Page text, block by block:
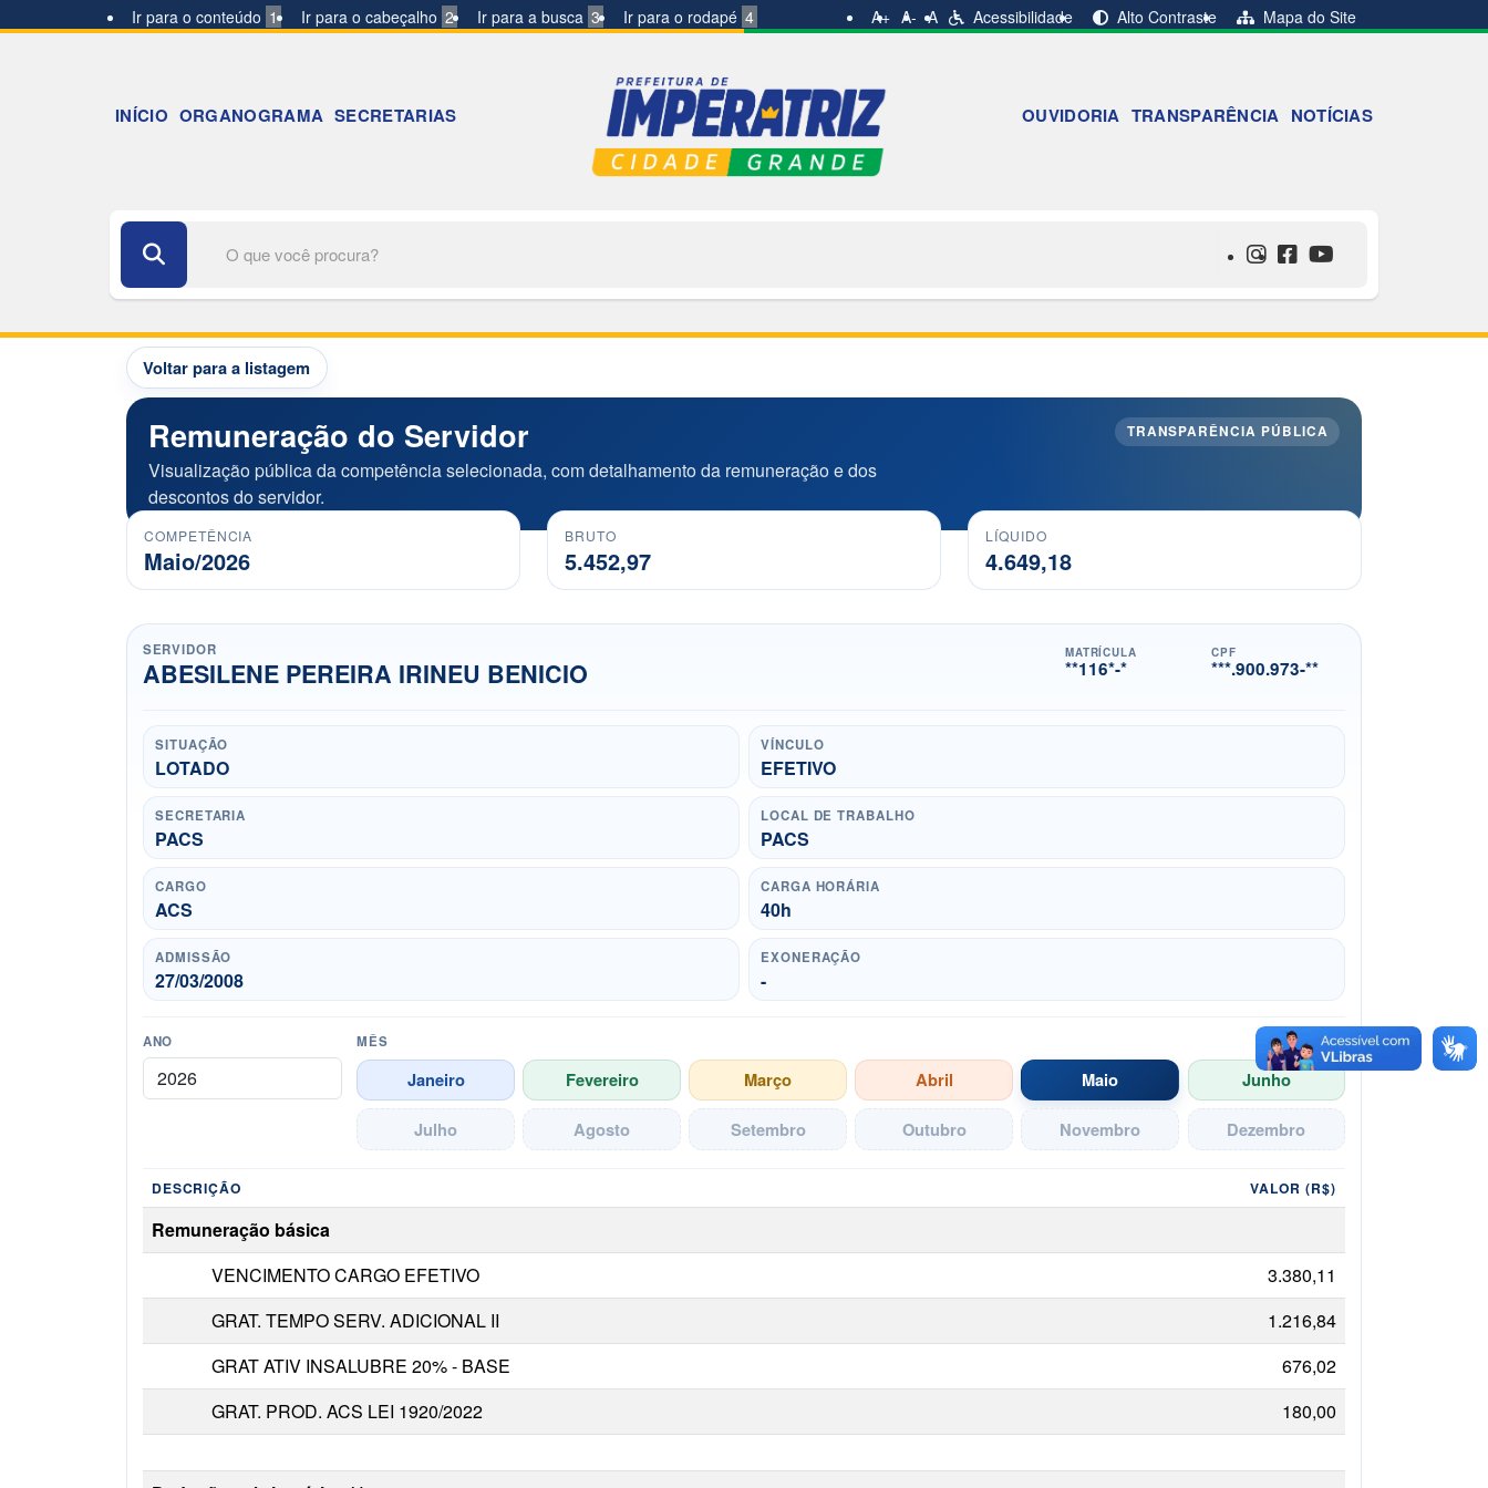
Ir para o conteúdo 1 Ir para o cabeçalho 2 Ir para a busca 3 Ir para o rodapé 4 A+ A- A Acessibilidade Alto Contraste Mapa do Site
INÍCIO ORGANOGRAMA SECRETARIAS OUVIDORIA TRANSPARÊNCIA NOTÍCIAS
Buscar no portal
Voltar para a listagem
Remuneração do Servidor
Visualização pública da competência selecionada, com detalhamento da remuneração e dos
descontos do servidor.
TRANSPARÊNCIA PÚBLICA
COMPETÊNCIA
Maio/2026
BRUTO
5.452,97
LÍQUIDO
4.649,18
SERVIDOR
ABESILENE PEREIRA IRINEU BENICIO
MATRÍCULA
**116*-*
CPF
***.900.973-**
SITUAÇÃO
LOTADO
VÍNCULO
EFETIVO
SECRETARIA
PACS
LOCAL DE TRABALHO
PACS
CARGO
ACS
CARGA HORÁRIA
40h
ADMISSÃO
27/03/2008
EXONERAÇÃO
-
ANO MÊS
Janeiro Fevereiro Março Abril Maio Junho
Julho Agosto Setembro Outubro Novembro Dezembro
Detalhamento da remuneração do servidor na competência selecionada
DESCRIÇÃO VALOR (R$)
Remuneração básica
VENCIMENTO CARGO EFETIVO
3.380,11
GRAT. TEMPO SERV. ADICIONAL II
1.216,84
GRAT ATIV INSALUBRE 20% - BASE
676,02
GRAT. PROD. ACS LEI 1920/2022
180,00